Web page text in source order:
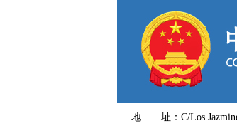
地 址：C/Los Jazmines